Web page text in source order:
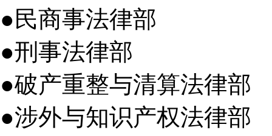
●民商事法律部
●刑事法律部
●破产重整与清算法律部
●涉外与知识产权法律部